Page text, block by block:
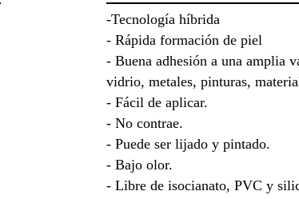
-Tecnología híbrida
- Rápida formación de piel
- Buena adhesión a una amplia
vidrio, metales, pinturas,
- Fácil de aplicar.
- No contrae.
- Puede ser lijado y pintado.
- Bajo olor.
- Libre de isocianato, PVC y